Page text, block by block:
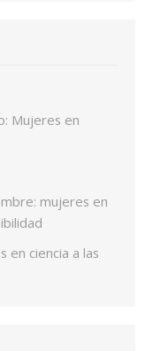
Mujeres en
mujeres en
en ciencia a las